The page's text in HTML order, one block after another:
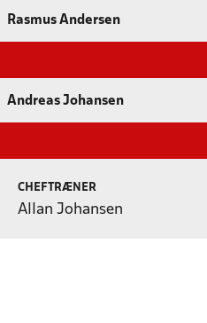
Rasmus Andersen
Andreas Johansen
CHEFTRÆNER
Allan Johansen